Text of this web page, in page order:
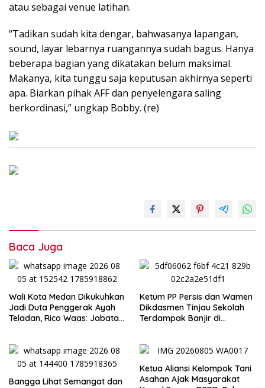
atau sebagai venue latihan.
“Tadikan sudah kita dengar, bahwasanya lapangan,
sound, layar lebarnya ruangannya sudah bagus. Hanya
beberapa bagian yang dikatakan belum maksimal.
Makanya, kita tunggu saja keputusan akhirnya seperti
apa. Biarkan pihak AFF dan penyelengara saling
berkordinasi,” ungkap Bobby. (re)
Baca Juga
Wali Kota Medan Dikukuhkan
Jadi Duta Penggerak Ayah
Teladan, Rico Waas: Jabatan
Ketum PP Persis dan Wamen
Dikdasmen Tinjau Sekolah
Terdampak Banjir di
Bangga Lihat Semangat dan
Ketua Aliansi Kelompok Tani
Asahan Ajak Masyarakat